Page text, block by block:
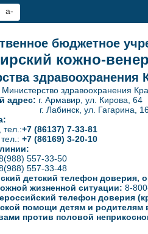
a-
бюджетное
кожно-
здравоохранения
Министерство здравоохранения
адрес: г. Армавир, ул. Кирова, 64
ул. Гагарина,
+7 (86137) 7-33-81
+7 (86169) 3-20-10
557-33-50
557-33-48
детский телефон доверия,
жизненной ситуации:8-
телефон доверия
помощи детям и родителям
против половой